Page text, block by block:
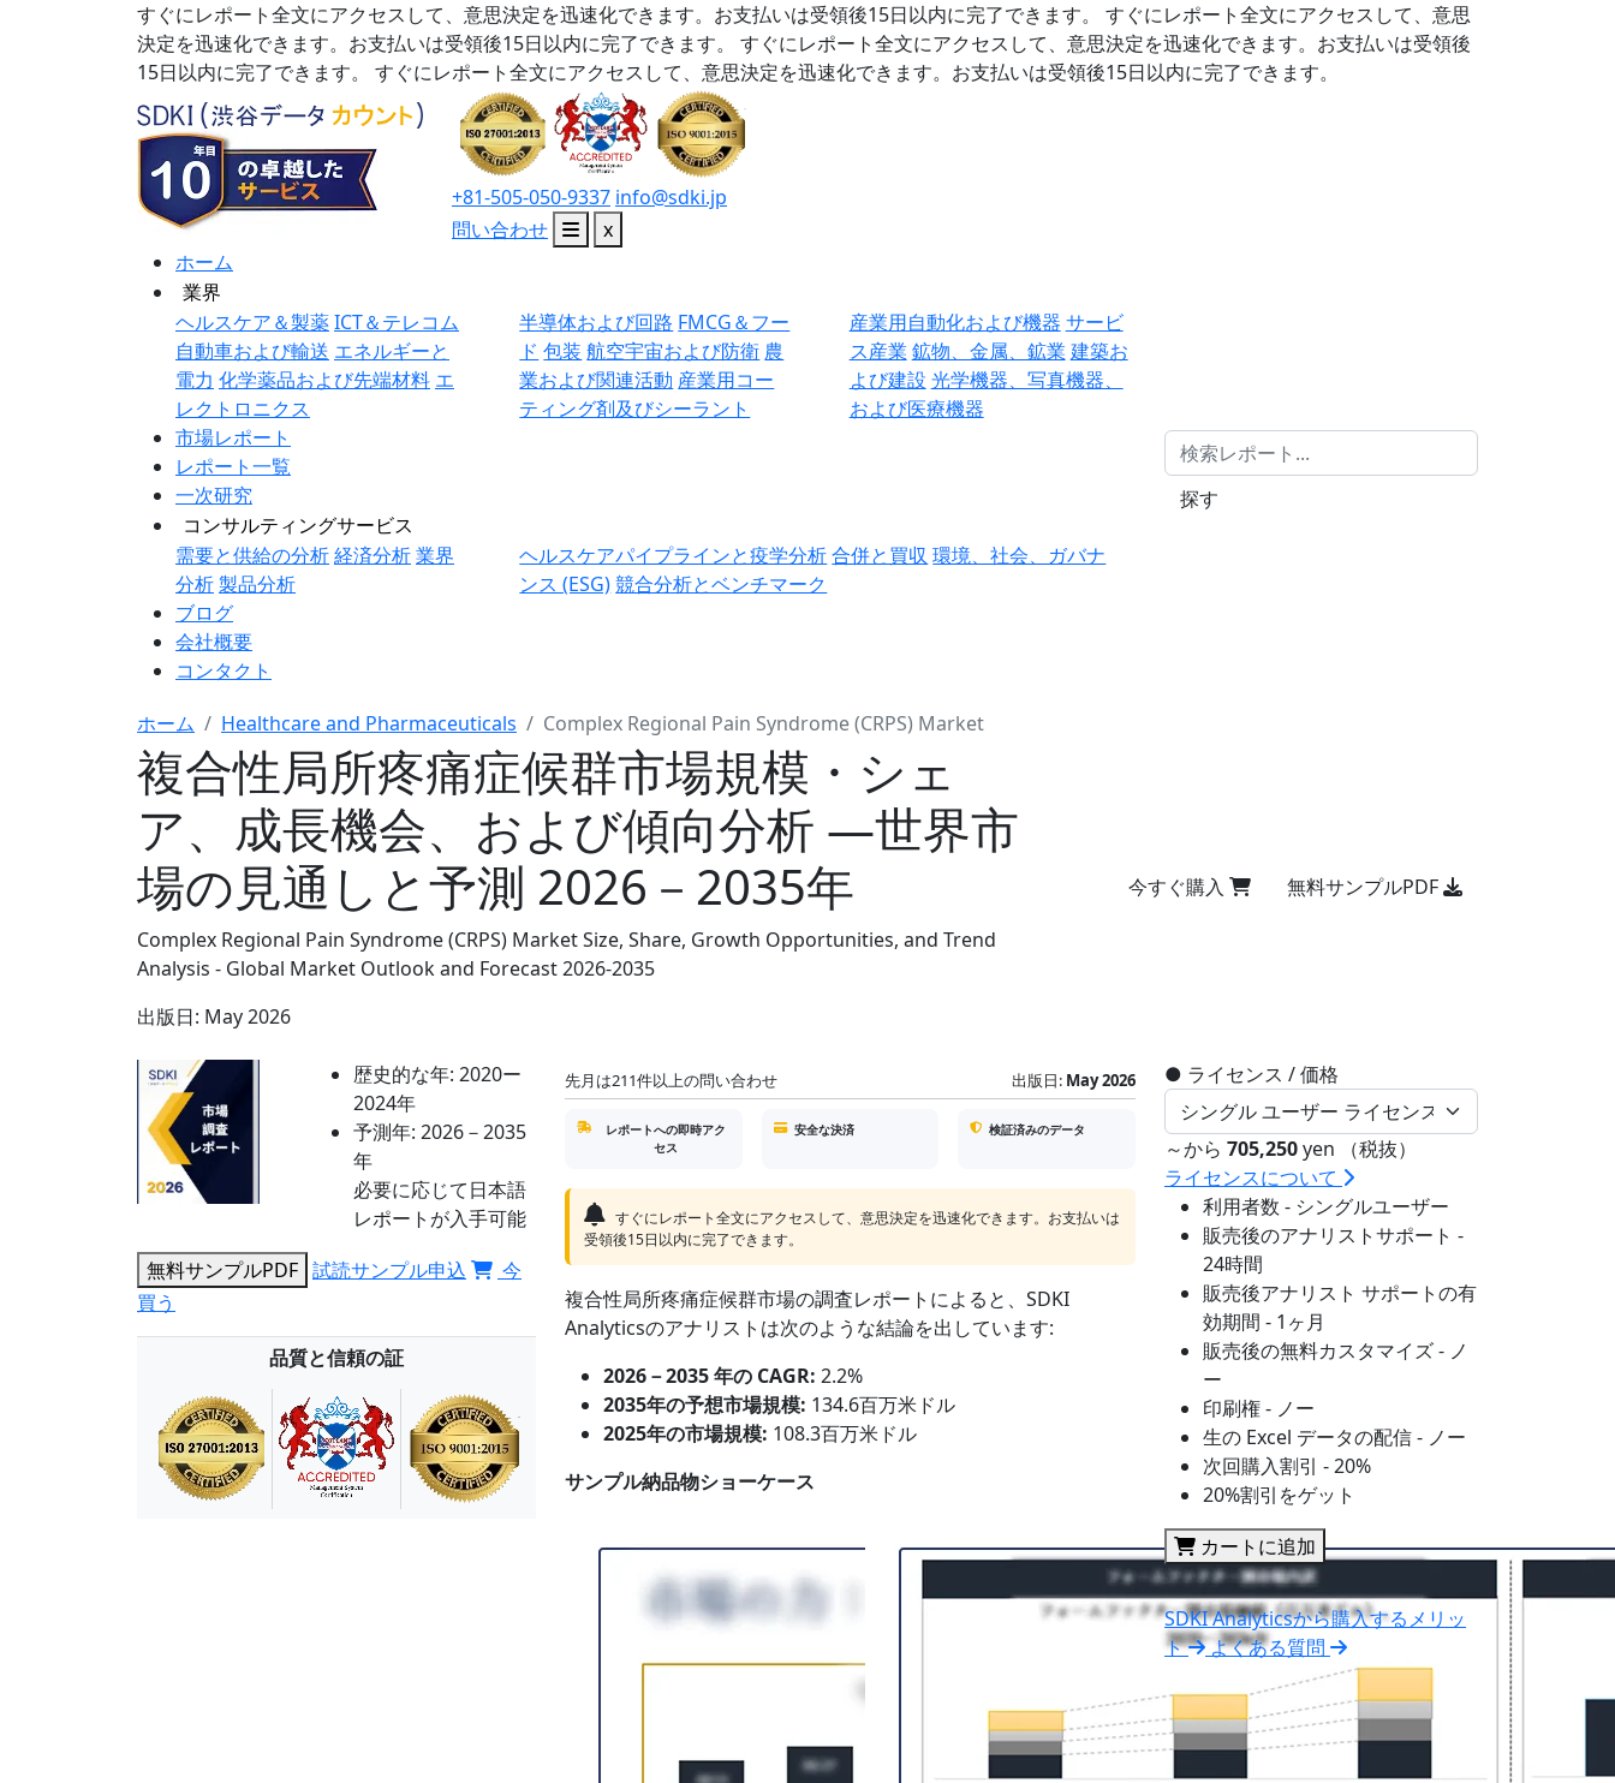
すぐにレポート全文にアクセスして、意思決定を迅速化できます。お支払いは受領後15日以内に完了できます。
すぐにレポート全文にアクセスして、意思
決定を迅速化できます。お支払いは受領後15日以内に完了できます。
すぐにレポート全文にアクセスして、意思決定を迅速化できます。お支払いは受領後
15日以内に完了できます。
すぐにレポート全文にアクセスして、意思決定を迅速化できます。お支払いは受領後15日以内に完了できます。
+81-505-050-9337 info@sdki.jp
問い合わせ
x
ホーム
業界
ヘルスケア＆製薬ICT＆テレコム
自動車および輸送 エネルギーと
電力 化学薬品および先端材料 エ
レクトロニクス
半導体および回路 FMCG＆フー
ド 包装 航空宇宙および防衛 農
業および関連活動 産業用コー
ティング剤及びシーラント
産業用自動化および機器 サービ
ス産業 鉱物、金属、鉱業 建築お
よび建設 光学機器、写真機器、
および医療機器
市場レポート
レポート一覧
一次研究
コンサルティングサービス
需要と供給の分析経済分析業界
分析製品分析
ヘルスケアパイプラインと疫学分析合併と買収 環境、社会、ガバナ
ンス (ESG)競合分析とベンチマーク
ブログ
会社概要
コンタクト
探す
ホーム Healthcare and Pharmaceuticals Complex Regional Pain Syndrome (CRPS) Market
複合性局所疼痛症候群市場規模・シェ
ア、成長機会、および傾向分析 ―世界市
場の見通しと予測 2026－2035年
Complex Regional Pain Syndrome (CRPS) Market Size, Share, Growth Opportunities, and Trend
Analysis - Global Market Outlook and Forecast 2026-2035
出版日: May 2026
今すぐ購入 無料サンプルPDF
歴史的な年: 2020ー
2024年
予測年: 2026－2035
年
必要に応じて日本語
レポートが入手可能
無料サンプルPDF 試読サンプル申込
今
買う
品質と信頼の証
先月は211件以上の問い合わせ 出版日: May 2026
レポートへの即時アク
セス
安全な決済 検証済みのデータ
すぐにレポート全文にアクセスして、意思決定を迅速化できます。お支払いは
受領後15日以内に完了できます。
複合性局所疼痛症候群市場の調査レポートによると、SDKI
Analyticsのアナリストは次のような結論を出しています:
2026－2035 年の CAGR: 2.2%
2035年の予想市場規模: 134.6百万米ドル
2025年の市場規模: 108.3百万米ドル
サンプル納品物ショーケース
● ライセンス / 価格
～から 705,250yen （税抜）
ライセンスについて
利用者数 - シングルユーザー
販売後のアナリストサポート -
24時間
販売後アナリスト サポートの有
効期間 - 1ヶ月
販売後の無料カスタマイズ - ノ
ー
印刷権 - ノー
生の Excel データの配信 - ノー
次回購入割引 - 20%
20%割引をゲット
カートに追加
SDKI Analyticsから購入するメリッ
ト
よくある質問